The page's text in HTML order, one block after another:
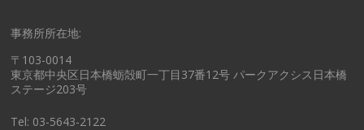
事務所所在地:
〒103-0014
東京都中央区日本橋蛎殻町一丁目37番12号 パークアクシス日本橋
ステージ203号
Tel: 03-5643-2122